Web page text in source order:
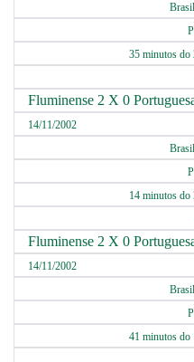
35 minutos do
Fluminense 2 X 0
14/11/2002
14 minutos do
Fluminense 2 X 0
14/11/2002
41 minutos do